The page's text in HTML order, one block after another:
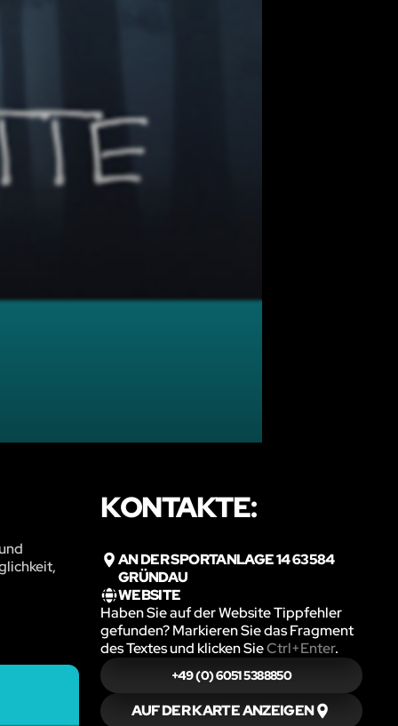
KONTAKTE:
AN DER SPORTANLAGE 14 63584
GRÜNDAU
WEBSITE
Haben Sie auf der Website Tippfehler
gefunden? Markieren Sie das Fragment
des Textes und klicken SieCtrl+Enter.
+49 (0) 6051 5388850
AUF DER KARTE ANZEIGEN